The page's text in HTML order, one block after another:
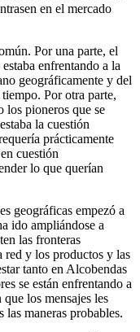
en el mercado
Por una parte, el
enfrentando a la
geográficamente y del
Por otra parte,
los pioneros que se
la cuestión
prácticamente
cuestión
lo que querían
geográficas empezó a
ido ampliándose a
las fronteras
red y los productos y las
tanto en Alcobendas
se están enfrentando a
los mensajes les
las maneras probables.